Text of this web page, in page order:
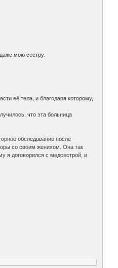
мою сестру.
её тела, и благодаря которому,
что эта больница
обследование после
со своим женихом. Она так
я договорился с медсестрой, и